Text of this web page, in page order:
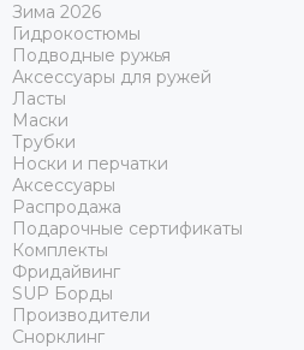
Зима 2026
Гидрокостюмы
Подводные ружья
Аксессуары для ружей
Ласты
Маски
Трубки
Носки и перчатки
Аксессуары
Распродажа
Подарочные сертификаты
Комплекты
Фридайвинг
SUP Борды
Производители
Снорклинг